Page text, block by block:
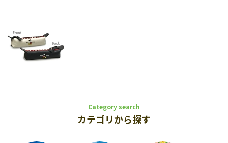
Category search
カテゴリから探す